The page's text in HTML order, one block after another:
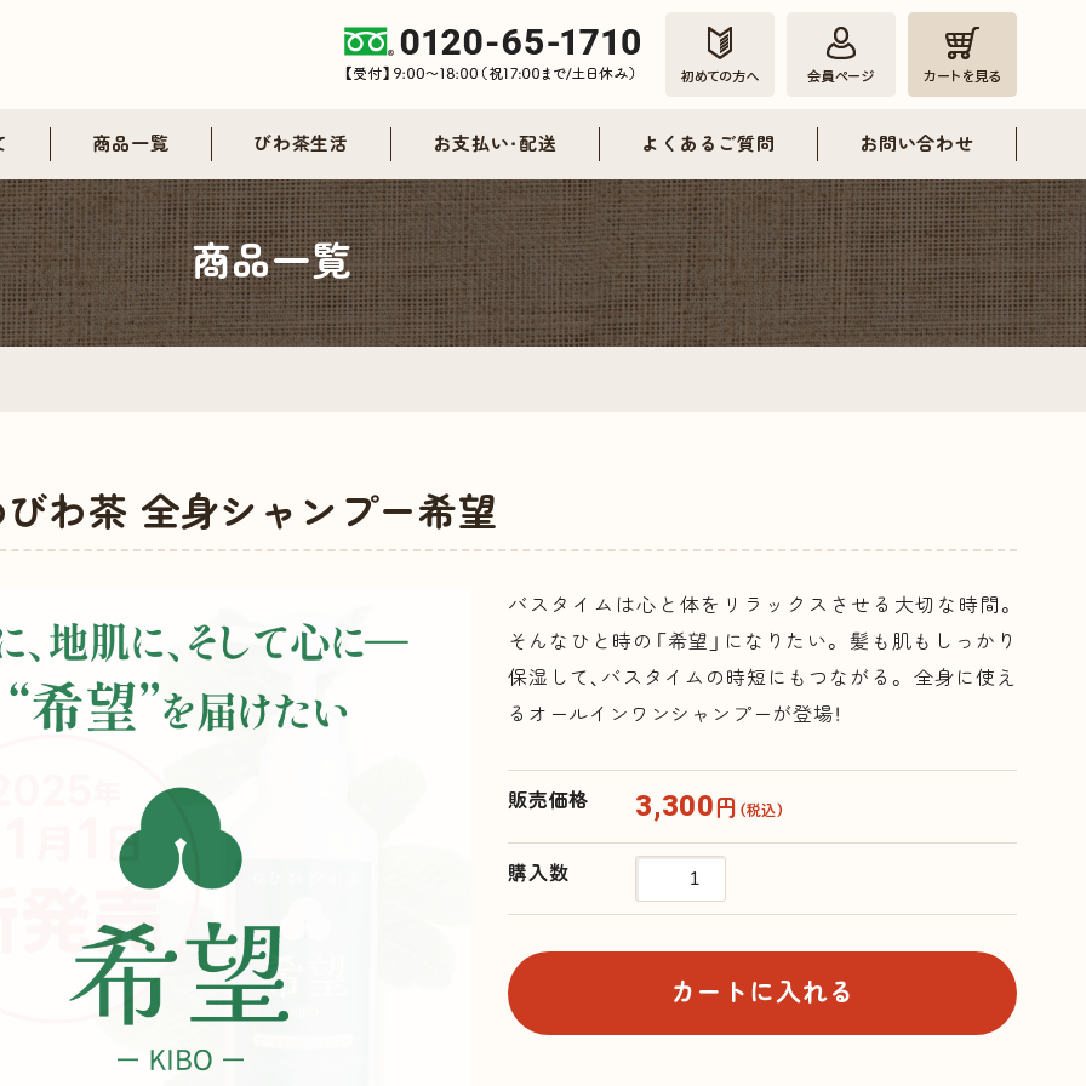
商品一覧 びわ茶生活 お支払い・配送 よくあるご質問 お問い合わせ
商品一覧
わ茶 全身シャンプー希望
バスタイムは心と体をリラックスさせる大切な時間。
そんなひと時の「希望」になりたい。 髪も肌もしっかり
保湿して、バスタイムの時短にもつながる。 全身に使え
るオールインワンシャンプーが登場！
販売価格 3,300円 （税込）
購入数
カートに入れる